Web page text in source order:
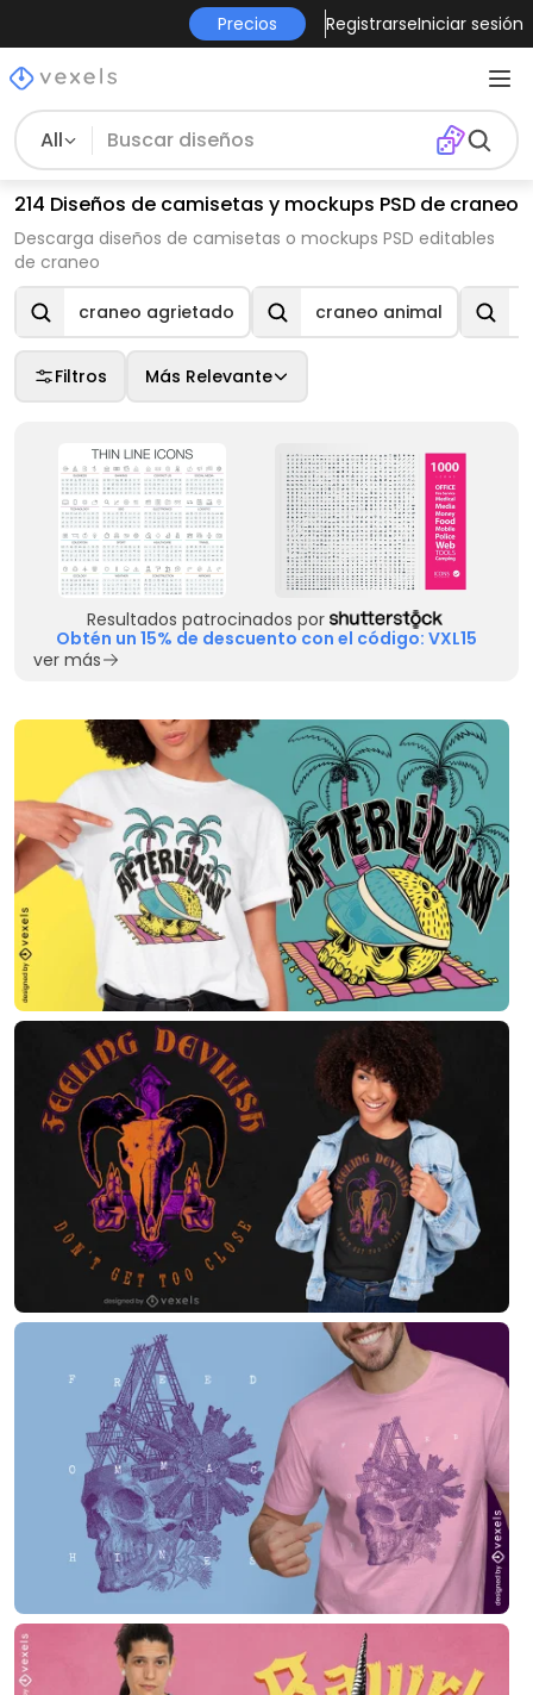
Precios RegistrarseIniciar sesión
All
214 Diseños de camisetas y mockups PSD de craneo
Descarga diseños de camisetas o mockups PSD editables
de craneo
craneo agrietado craneo animal
Filtros Más Relevante
Resultados patrocinados por
Obtén un 15% de descuento con el código: VXL15
ver más